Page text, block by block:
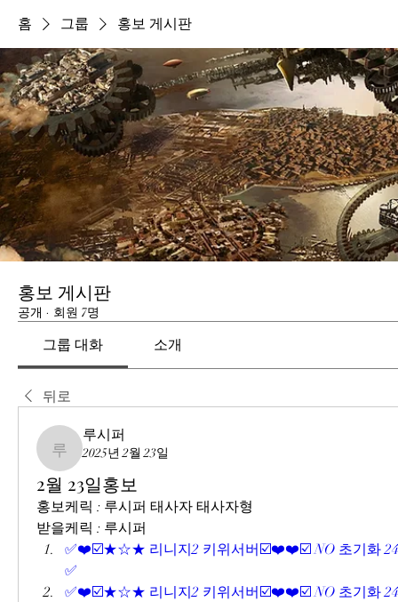
홈 그룹 홍보 게시판
홍보 게시판
공개 · 회원 7명
그룹 대화 소개
뒤로
루시퍼
루시퍼
2025년 2월 23일
2월 23일홍보
홍보케릭 : 루시퍼 태사자 태사자형
받을케릭 : 루시퍼
✅❤️☑️★☆★ 리니지2 키위서버☑️❤️❤️☑️ NO 초기화
✅
✅❤️☑️★☆★ 리니지2 키위서버☑️❤️❤️☑️ NO 초기화